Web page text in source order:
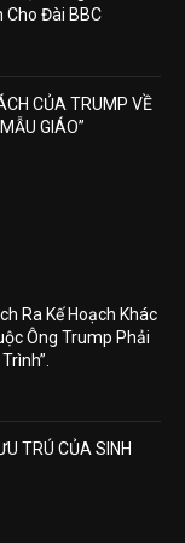
Cho Đài BBC
CỦA TRUMP VỀ
GIÁO”
Ra Kế Hoạch Khác
Ông Trump Phải
TRÚ CỦA SINH